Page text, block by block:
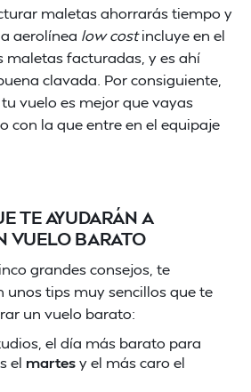
maletas ahorrarás tiempo y
aerolínea low costincluye en el
maletas facturadas, y es ahí
clavada. Por consiguiente,
vuelo es mejor que vayas
con la que entre en el equipaje
TE AYUDARÁN A
VUELO BARATO
grandes consejos, te
tips muy sencillos que te
un vuelo barato:
el día más barato para
el martesy el más caro el